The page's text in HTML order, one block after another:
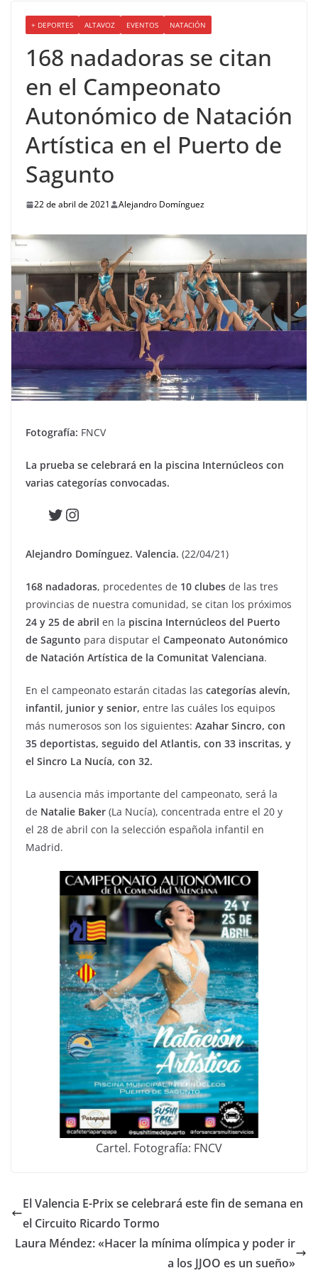
+ DEPORTES ALTAVOZ EVENTOS NATACIÓN
168 nadadoras se citan
en el Campeonato
Autonómico de Natación
Artística en el Puerto de
Sagunto
22 de abril de 2021 Alejandro Domínguez
Fotografía: FNCV
La prueba se celebrará en la piscina Internúcleos con
varias categorías convocadas.
Twitter
Instagram
Alejandro Domínguez. Valencia. (22/04/21)
168 nadadoras, procedentes de 10 clubes de las tres
provincias de nuestra comunidad, se citan los próximos
24 y 25 de abril en la piscina Internúcleos del Puerto
de Sagunto para disputar el Campeonato Autonómico
de Natación Artística de la Comunitat Valenciana.
En el campeonato estarán citadas las categorías alevín,
infantil, junior y senior, entre las cuáles los equipos
más numerosos son los siguientes: Azahar Sincro, con
35 deportistas, seguido del Atlantis, con 33 inscritas, y
el Sincro La Nucía, con 32.
La ausencia más importante del campeonato, será la
de Natalie Baker (La Nucía), concentrada entre el 20 y
el 28 de abril con la selección española infantil en
Madrid.
Cartel. Fotografía: FNCV
El Valencia E-Prix se celebrará este fin de semana en
el Circuito Ricardo Tormo
Laura Méndez: «Hacer la mínima olímpica y poder ir
a los JJOO es un sueño»